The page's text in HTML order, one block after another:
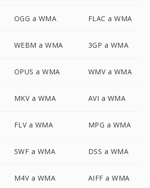
OGG a WMA FLAC a WMA
WEBM a WMA 3GP a WMA
OPUS a WMA WMV a WMA
MKV a WMA AVI a WMA
FLV a WMA MPG a WMA
SWF a WMA DSS a WMA
M4V a WMA AIFF a WMA